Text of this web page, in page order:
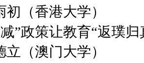
（香港大学）
”政策让教育“返璞归
（澳门大学）